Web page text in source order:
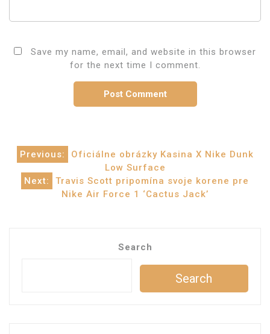
Save my name, email, and website in this browser
for the next time I comment.
Post
navigation
Previous:
Oficiálne obrázky Kasina X Nike Dunk
Low Surface
Next:
Travis Scott pripomína svoje korene pre
Nike Air Force 1 ‘Cactus Jack’
Search
Search